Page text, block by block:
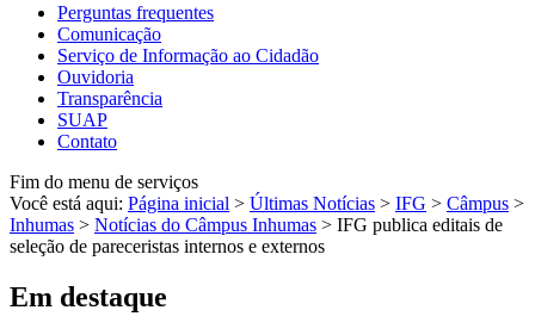
Perguntas frequentes
Comunicação
Serviço de Informação ao Cidadão
Ouvidoria
Transparência
SUAP
Contato
Fim do menu de serviços
Você está aqui: Página inicial > Últimas Notícias > IFG > Câmpus >
Inhumas > Notícias do Câmpus Inhumas > IFG publica editais de
seleção de pareceristas internos e externos
Em destaque